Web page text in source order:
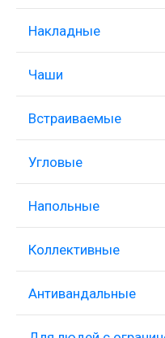
Накладные
Чаши
Встраиваемые
Угловые
Напольные
Коллективные
Антивандальные